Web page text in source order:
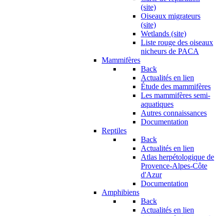
(site)
Oiseaux migrateurs
(site)
Wetlands (site)
Liste rouge des oiseaux
nicheurs de PACA
Mammifères
Back
Actualités en lien
Étude des mammifères
Les mammifères semi-
aquatiques
Autres connaissances
Documentation
Reptiles
Back
Actualités en lien
Atlas herpétologique de
Provence-Alpes-Côte
d'Azur
Documentation
Amphibiens
Back
Actualités en lien